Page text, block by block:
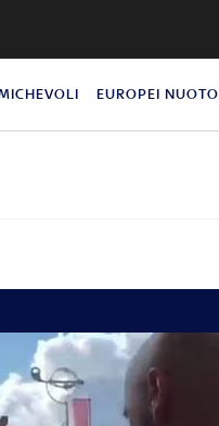
EUROPEI NUOTO